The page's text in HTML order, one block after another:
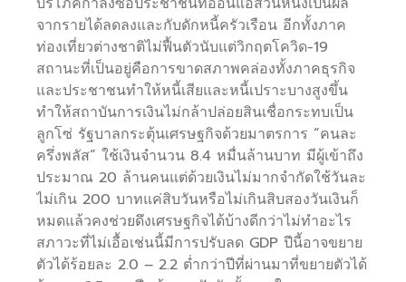
จากรายได้ลดลงและกับดักหนี้ครัวเรือน อีกทั้งภาค
ท่องเที่ยวต่างชาติไม่ฟื้นตัวนับแต่วิกฤตโควิด-19
สถานะที่เป็นอยู่คือการขาดสภาพคล่องทั้งภาคธุรกิจ
และประชาชนทำให้หนี้เสียและหนี้เปราะบางสูงขึ้น
ทำให้สถาบันการเงินไม่กล้าปล่อยสินเชื่อกระทบเป็น
ลูกโซ่ รัฐบาลกระตุ้นเศรษฐกิจด้วยมาตรการ “คนละ
ครึ่งพลัส” ใช้เงินจำนวน 8.4 หมื่นล้านบาท มีผู้เข้าถึง
ประมาณ 20 ล้านคนแต่ด้วยเงินไม่มากจำกัดใช้วันละ
ไม่เกิน 200 บาทแค่สิบวันหรือไม่เกินสิบสองวันเงินก็
หมดแล้วคงช่วยดึงเศรษฐกิจได้บ้างดีกว่าไม่ทำอะไร
สภาวะที่ไม่เอื้อเช่นนี้มีการปรับลด GDP ปีนี้อาจขยาย
ตัวได้ร้อยละ 2.0 – 2.2 ต่ำกว่าปีที่ผ่านมาที่ขยายตัวได้